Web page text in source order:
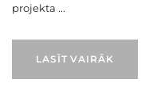
projekta ...
LASĪT VAIRĀK